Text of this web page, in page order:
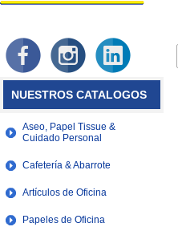
NUESTROS CATALOGOS
Aseo, Papel Tissue &
Cuidado Personal
Cafetería & Abarrote
Artículos de Oficina
Papeles de Oficina